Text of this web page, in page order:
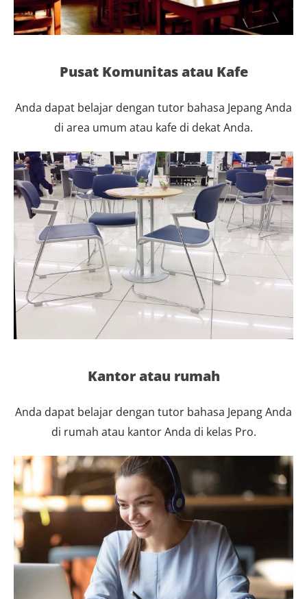
Pusat Komunitas atau Kafe
Anda dapat belajar dengan tutor bahasa Jepang Anda
di area umum atau kafe di dekat Anda.
Kantor atau rumah
Anda dapat belajar dengan tutor bahasa Jepang Anda
di rumah atau kantor Anda di kelas Pro.